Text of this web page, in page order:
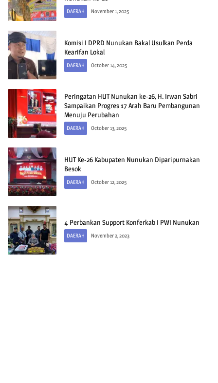
DAERAH November 1, 2025
Komisi I DPRD Nunukan Bakal Usulkan Perda
Kearifan Lokal
DAERAH October 14, 2025
Peringatan HUT Nunukan ke-26, H. Irwan Sabri
Sampaikan Progres 17 Arah Baru Pembangunan
Menuju Perubahan
DAERAH October 13, 2025
HUT Ke-26 Kabupaten Nunukan Diparipurnakan
Besok
DAERAH October 12, 2025
4 Perbankan Support Konferkab I PWI Nunukan
DAERAH November 2, 2023